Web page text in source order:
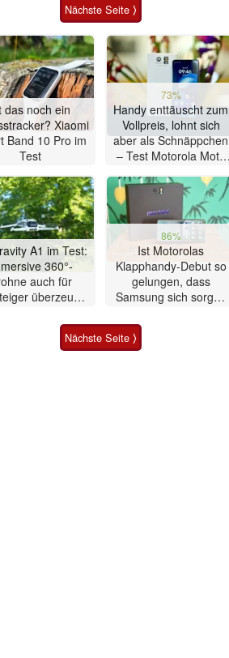
Nächste Seite ⟩
das noch ein
Xiaomi
Band 10 Pro im
Test
73%
Handy enttäuscht zum
Vollpreis, lohnt sich
aber als Schnäppchen
– Test Motorola Moto
A1 im Test:
360°-
auch für
überzeugt
86%
Ist Motorolas
Klapphandy-Debut so
gelungen, dass
Samsung sich sorgen
Smartphone im Test
Nächste Seite ⟩